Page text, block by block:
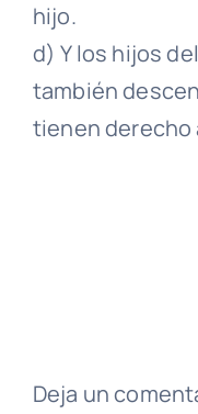
hijo.
d) Y los hijos
también
tienen derecho
Deja un